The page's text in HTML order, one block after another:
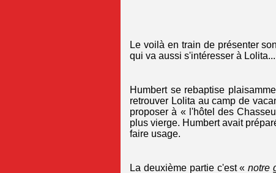
Le voilà en train de présenter
qui va aussi s'intéresser à
Humbert se rebaptise
retrouver Lolita au camp de
proposer à « l'hôtel des
plus vierge. Humbert avait
faire usage.
La deuxième partie c'est «notre